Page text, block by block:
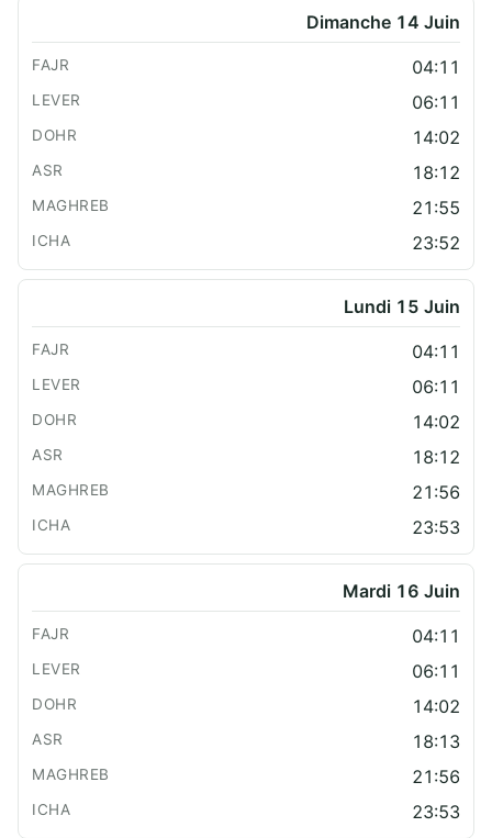
Dimanche 14 Juin
04:11
06:11
14:02
18:12
21:55
23:52
Lundi 15 Juin
04:11
06:11
14:02
18:12
21:56
23:53
Mardi 16 Juin
04:11
06:11
14:02
18:13
21:56
23:53